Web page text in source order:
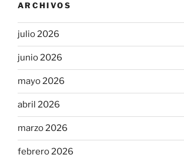
ARCHIVOS
julio 2026
junio 2026
mayo 2026
abril 2026
marzo 2026
febrero 2026